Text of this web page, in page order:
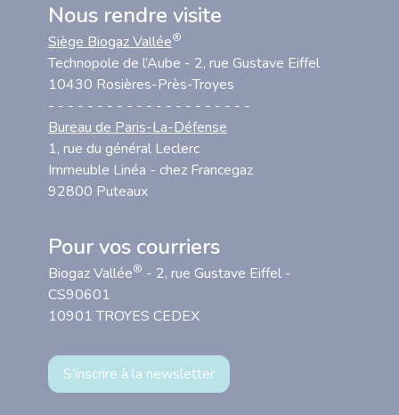
Nous rendre visite
Siège Biogaz Vallée®
Technopole de l’Aube - 2, rue Gustave Eiffel
10430 Rosières-Près-Troyes
- - - - - - - - - - - - - - - - - - - - -
Bureau de Paris-La-Défense
1, rue du général Leclerc
Immeuble Linéa - chez Francegaz
92800 Puteaux
Pour vos courriers
Biogaz Vallée® - 2, rue Gustave Eiffel -
CS90601
10901 TROYES CEDEX
S’inscrire à la newsletter